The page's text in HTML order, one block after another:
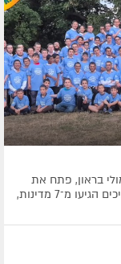
בראון, פתח את
שעריו ל־117 ילדים שיחוו קיץ חסידי ועוצמתי. החניכים הגיעו מ־7 מדינות,